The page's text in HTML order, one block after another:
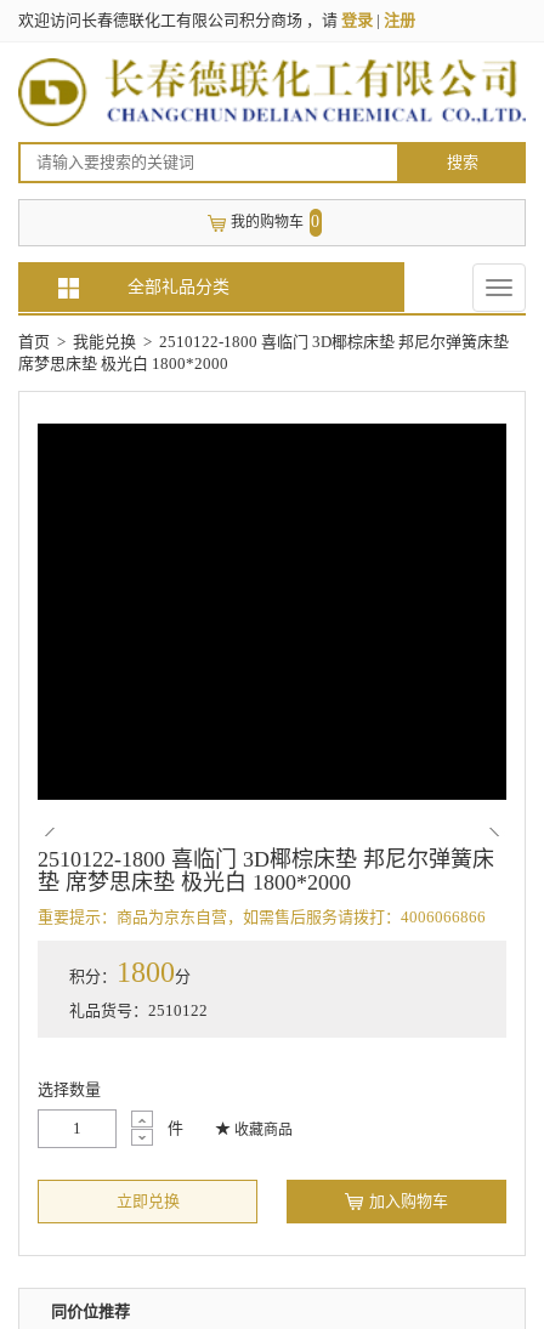
欢迎访问长春德联化工有限公司积分商场 ，请 登录 | 注册
搜索
我的购物车 0
全部礼品分类
Toggle
首页 > 我能兑换 > 2510122-1800 喜临门 3D椰棕床垫 邦尼尔弹簧床垫
席梦思床垫 极光白 1800*2000
2510122-1800 喜临门 3D椰棕床垫 邦尼尔弹簧床
垫 席梦思床垫 极光白 1800*2000
重要提示：商品为京东自营，如需售后服务请拨打：4006066866
积分： 1800分
礼品货号：2510122
选择数量
件 收藏商品
立即兑换 加入购物车
同价位推荐